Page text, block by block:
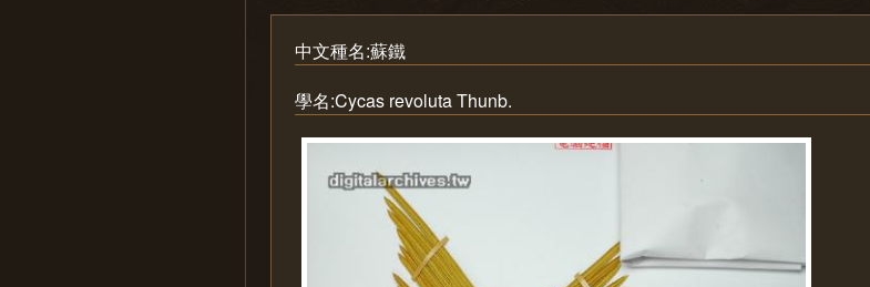
中文種名:蘇鐵
學名:Cycas revoluta Thunb.